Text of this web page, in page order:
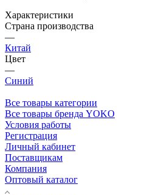
Характеристики
Страна производства
—
Китай
Цвет
—
Синий
Все товары категории
Все товары бренда YOKO
Условия работы
Регистрация
Личный кабинет
Поставщикам
Компания
Оптовый каталог